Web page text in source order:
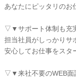
あなたにピッタリの
▽▼サポート体制も充
担当社員がしっかりサ
安心してお仕事をス
▽▼来社不要のWEB面